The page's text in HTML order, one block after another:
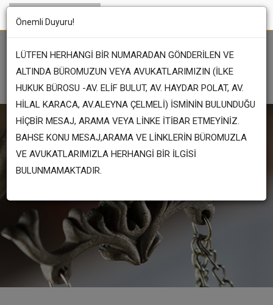
Önemli Duyuru!
LÜTFEN HERHANGİ BİR NUMARADAN GÖNDERİLEN VE
ALTINDA BÜROMUZUN VEYA AVUKATLARIMIZIN (İLKE
HUKUK BÜROSU -AV. ELİF BULUT, AV. HAYDAR POLAT, AV.
HİLAL KARACA, AV.ALEYNA ÇELMELİ) İSMİNİN BULUNDUĞU
HİÇBİR MESAJ, ARAMA VEYA LİNKE İTİBAR ETMEYİNİZ.
BAHSE KONU MESAJ,ARAMA VE LİNKLERİN BÜROMUZLA
VE AVUKATLARIMIZLA HERHANGİ BİR İLGİSİ
BULUNMAMAKTADIR.